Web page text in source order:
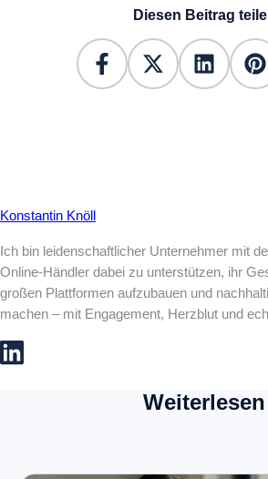
Diesen Beitrag
Konstantin Knöll
Ich bin leidenschaftlicher Unternehmer mit
Online-Händler dabei zu unterstützen, ihr
großen Plattformen aufzubauen und
machen – mit Engagement, Herzblut und
Weiterlesen